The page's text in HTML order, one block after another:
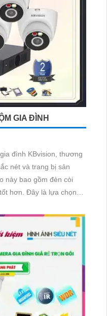
GIA ĐÌNH
đình KBvision, thương
nét và trang bị sản
lựa chọn